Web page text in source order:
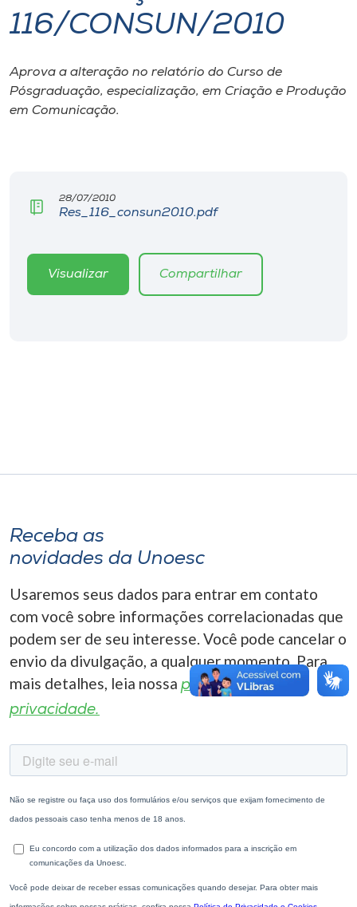
I.nova
Diplomados
Editora
A+
116/CONSUN/2010
Aprova a alteração no relatório do Curso de
Pósgraduação, especialização, em Criação e Produção
em Comunicação.
28/07/2010
Res_116_consun2010.pdf
Visualizar Compartilhar
Receba as
novidades da Unoesc
Usaremos seus dados para entrar em contato
com você sobre informações correlacionadas que
podem ser de seu interesse. Você pode cancelar o
envio da divulgação, a qualquer momento. Para
mais detalhes, leia nossa política de
privacidade.